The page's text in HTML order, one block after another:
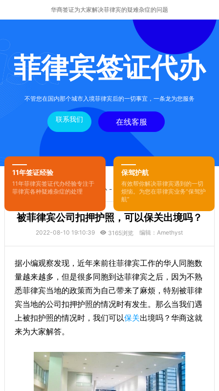
华商签证为大家解决菲律宾的疑难杂症的问题
菲律宾签证代办
不管您在国内那个城市入境菲律宾后的一切事宜，一条龙为您服务
联系我们 在线客服
11年签证经验
11年菲律宾签证代办经验专注于
菲律宾各种疑难杂症的处理
保驾护航
有效帮你解决菲律宾遇到的一切
烦恼。为您在菲律宾业务“保驾护
航”
您的位置：首页-菲律宾签证代办- 正文
被菲律宾公司扣押护照，可以保关出境吗？
2022-08-10 19:10:39 3165浏览 编辑：Amethyst
据小编观察发现，近年来前往菲律宾工作的华人同胞数
量越来越多，但是很多同胞到达菲律宾之后，因为不熟
悉菲律宾当地的政策而为自己带来了麻烦，特别被菲律
宾当地的公司扣押护照的情况时有发生。那么当我们遇
上被扣护照的情况时，我们可以保关出境吗？华商这就
来为大家解答。